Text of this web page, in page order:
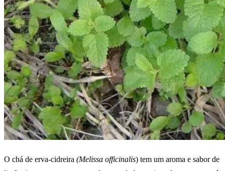
O chá de erva-cidreira (Melissa officinalis) tem um aroma e sabor de